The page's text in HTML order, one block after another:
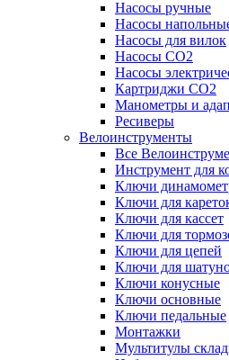
Насосы ручные
Насосы
Насосы для вилок
Насосы CO2
Насосы
Картриджи CO2
Манометры и
Ресиверы
Велоинструменты
Все
Инструмент для
Ключи
Ключи для
Ключи для кассет
Ключи для
Ключи для цепей
Ключи для
Ключи конусные
Ключи основные
Ключи педальные
Монтажки
Мультитулы